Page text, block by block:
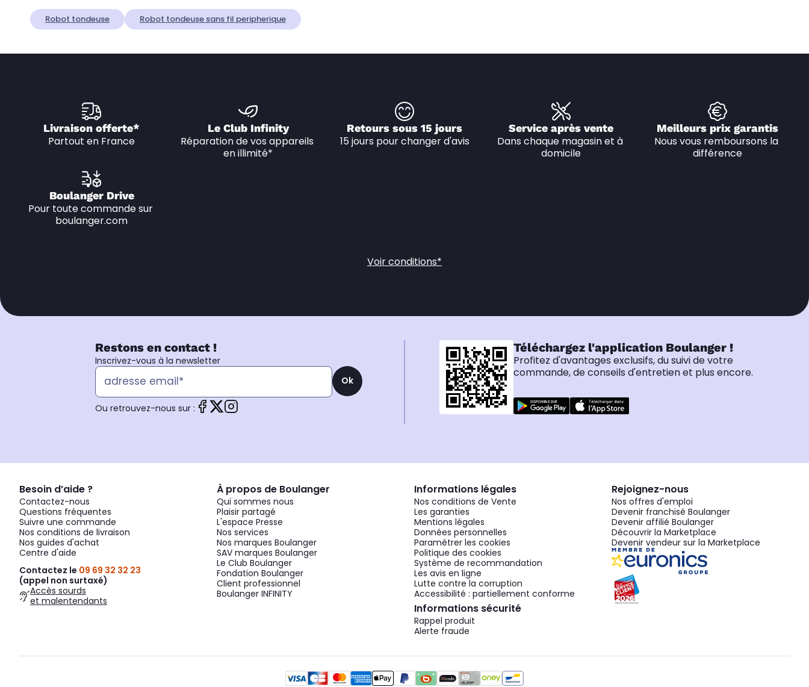
Robot tondeuse Robot tondeuse sans fil peripherique
Livraison offerte*
Partout en France
Le Club Infinity
Réparation de vos appareils
en illimité*
Retours sous 15 jours
15 jours pour changer d'avis
Service après vente
Dans chaque magasin et à
domicile
Meilleurs prix garantis
Nous vous remboursons la
différence
Boulanger Drive
Pour toute commande sur
boulanger.com
Voir conditions*
Restons en contact !
Inscrivez-vous à la newsletter
Ok
Ou retrouvez-nous sur :
Téléchargez l'application Boulanger !
Profitez d'avantages exclusifs, du suivi de votre
commande, de conseils d'entretien et plus encore.
Besoin d’aide ?
Contactez-nous
Questions fréquentes
Suivre une commande
Nos conditions de livraison
Nos guides d'achat
Centre d'aide
Contactez le 09 69 32 32 23
(appel non surtaxé)
Accès sourds
et malentendants
À propos de Boulanger
Qui sommes nous
Plaisir partagé
L'espace Presse
Nos services
Nos marques Boulanger
SAV marques Boulanger
Le Club Boulanger
Fondation Boulanger
Client professionnel
Boulanger INFINITY
Informations légales
Nos conditions de Vente
Les garanties
Mentions légales
Données personnelles
Paramétrer les cookies
Politique des cookies
Système de recommandation
Les avis en ligne
Lutte contre la corruption
Accessibilité : partiellement conforme
Informations sécurité
Rappel produit
Alerte fraude
Rejoignez-nous
Nos offres d'emploi
Devenir franchisé Boulanger
Devenir affilié Boulanger
Découvrir la Marketplace
Devenir vendeur sur la Marketplace